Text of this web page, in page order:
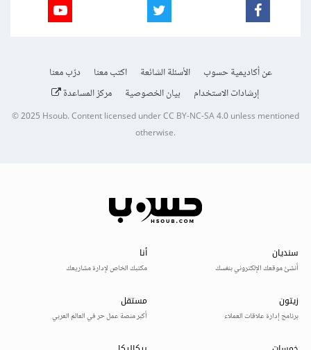
عن أكاديمية حسوب الأسئلة الشائعة اكتب معنا
درّب معنا
إرشادات الاستخدام
بيان الخصوصية مركز المساعدة
© 2025Hsoub.Content licensed underCC BY-NC-SA 4.0unless mentioned
otherwise.